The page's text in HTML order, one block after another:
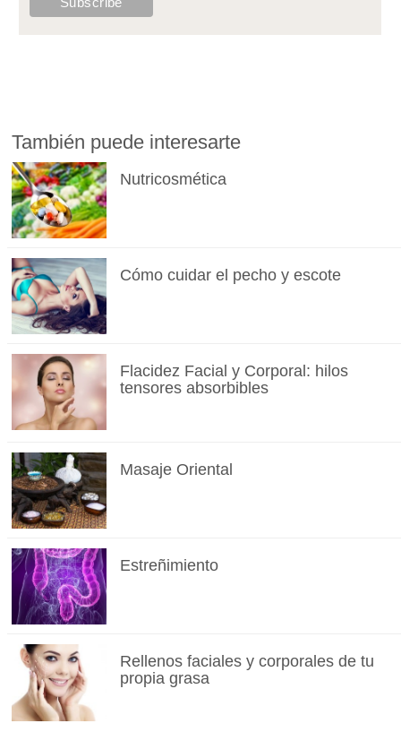
También puede interesarte
Nutricosmética
Cómo cuidar el pecho y escote
Flacidez Facial y Corporal: hilos
tensores absorbibles
Masaje Oriental
Estreñimiento
Rellenos faciales y corporales de tu
propia grasa